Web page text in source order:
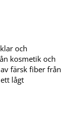
och
kosmetik och
färsk fiber från
lågt